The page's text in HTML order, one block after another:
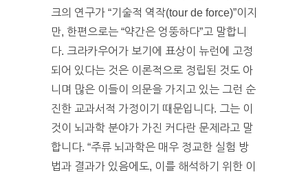
크의 연구가 “기술적 역작(tour de force)”이지
만, 한편으로는 “약간은 엉뚱하다”고 말합니
다. 크라카우어가 보기에 표상이 뉴런에 고정
되어 있다는 것은 이론적으로 정립된 것도 아
니며 많은 이들이 의문을 가지고 있는 그런 순
진한 교과서적 가정이기 때문입니다. 그는 이
것이 뇌과학 분야가 가진 커다란 문제라고 말
합니다. “주류 뇌과학은 매우 정교한 실험 방
법과 결과가 있음에도, 이를 해석하기 위한 이